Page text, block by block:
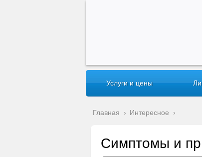
Услуги и цены
Главная › Интересное ›
Симптомы и